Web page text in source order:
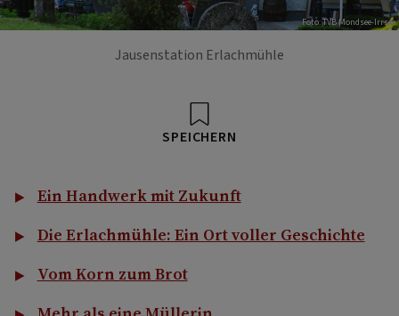
Foto: TVB Mondsee-Irrsee
Jausenstation Erlachmühle
SPEICHERN
Ein Handwerk mit Zukunft
Die Erlachmühle: Ein Ort voller Geschichte
Vom Korn zum Brot